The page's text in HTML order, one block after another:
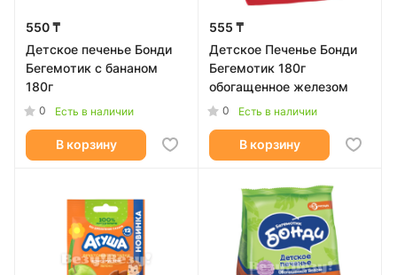
550 ₸
Детское печенье Бонди
Бегемотик с бананом
180г
0 Есть в наличии
В корзину
555 ₸
Детское Печенье Бонди
Бегемотик 180г
обогащенное железом
0 Есть в наличии
В корзину